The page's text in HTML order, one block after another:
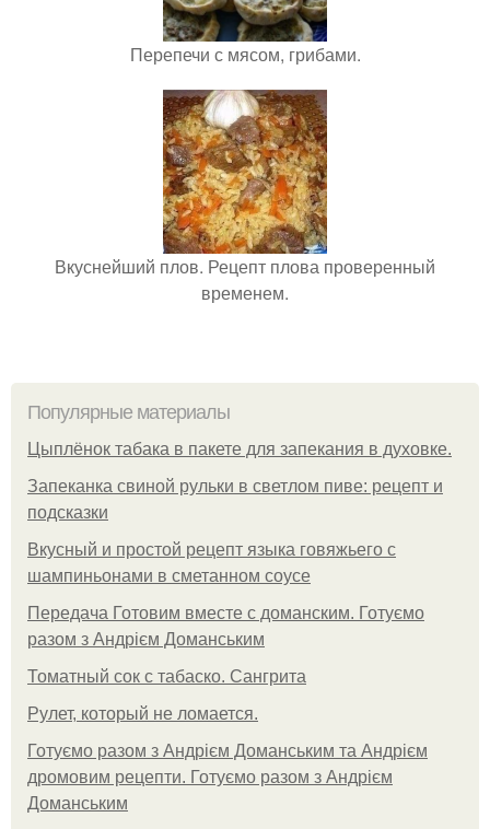
Перепечи с мясом, грибами.
Вкуснейший плов. Рецепт плова проверенный
временем.
Популярные материалы
Цыплёнок табака в пакете для запекания в духовке.
Запеканка свиной рульки в светлом пиве: рецепт и
подсказки
Вкусный и простой рецепт языка говяжьего с
шампиньонами в сметанном соусе
Передача Готовим вместе с доманским. Готуємо
разом з Андрієм Доманським
Томатный сок с табаско. Сангрита
Рулет, который не ломается.
Готуємо разом з Андрієм Доманським та Андрієм
дромовим рецепти. Готуємо разом з Андрієм
Доманським